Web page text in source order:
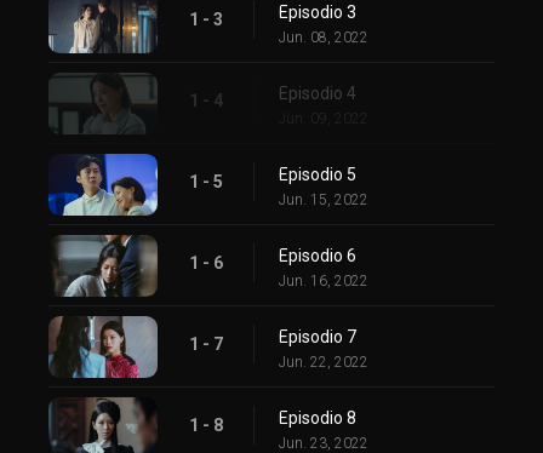
1 - 3 Episodio 3
Jun. 08, 2022
1 - 4 Episodio 4
Jun. 09, 2022
1 - 5 Episodio 5
Jun. 15, 2022
1 - 6 Episodio 6
Jun. 16, 2022
1 - 7 Episodio 7
Jun. 22, 2022
1 - 8 Episodio 8
Jun. 23, 2022